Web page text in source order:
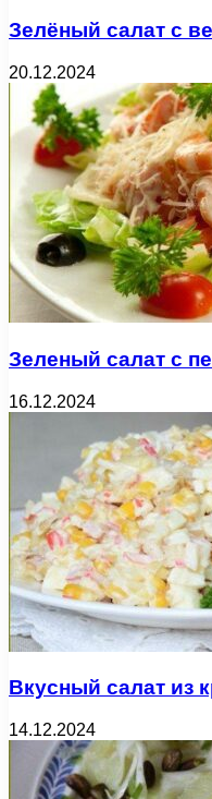
Зелёный салат с
20.12.2024
Зеленый салат с
16.12.2024
Вкусный салат из
14.12.2024